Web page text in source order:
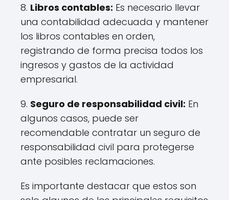
8. Libros contables: Es necesario llevar
una contabilidad adecuada y mantener
los libros contables en orden,
registrando de forma precisa todos los
ingresos y gastos de la actividad
empresarial.
9. Seguro de responsabilidad civil: En
algunos casos, puede ser
recomendable contratar un seguro de
responsabilidad civil para protegerse
ante posibles reclamaciones.
Es importante destacar que estos son